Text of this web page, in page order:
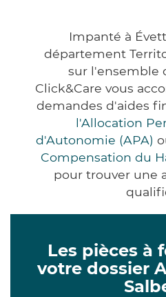
Impanté à
département
sur l'ensemble
Click&Care vous
demandes d'aides
l'Allocation
d'Autonomie (APA)
Compensation du
pour trouver une
Les pièces à
votre dossier